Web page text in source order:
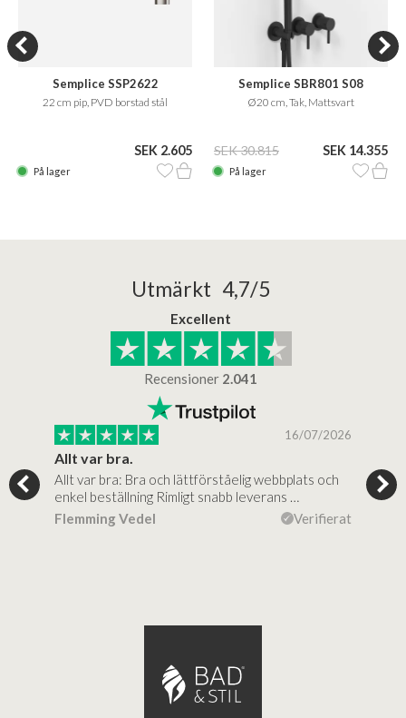
Semplice SSP2622
22 cm pip, PVD borstad stål
SEK 2.605
På lager
Semplice SBR801 S08
Ø20 cm, Tak, Mattsvart
SEK 30.815 SEK 14.355
På lager
Utmärkt 4,7/5
Excellent
Recensioner 2.041
16/07/2026
Allt var bra.
Allt var bra: Bra och lättförståelig webbplats och
enkel beställning Rimligt snabb leverans …
Flemming Vedel
Verifierat
Jag